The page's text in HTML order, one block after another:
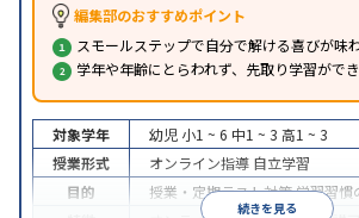
編集部のおすすめポイント
スモールステップで自分で解ける喜びが味
学年や年齢にとらわれず、先取り学習がで
続きを見る
対象学年 幼児 小1 ~ 6 中1 ~ 3 高1 ~ 3
授業形式
オンライン指導 自立学習
目的
授業・定期テスト対策学習習慣